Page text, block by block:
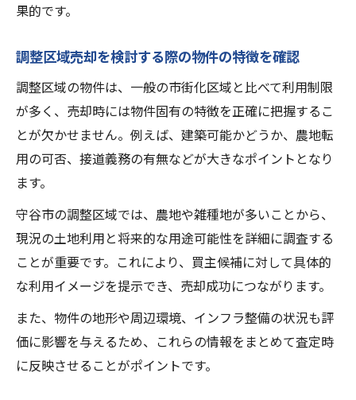
果的です。
調整区域売却を検討する際の物件の特徴を確認
調整区域の物件は、一般の市街化区域と比べて利用制限
が多く、売却時には物件固有の特徴を正確に把握するこ
とが欠かせません。例えば、建築可能かどうか、農地転
用の可否、接道義務の有無などが大きなポイントとなり
ます。
守谷市の調整区域では、農地や雑種地が多いことから、
現況の土地利用と将来的な用途可能性を詳細に調査する
ことが重要です。これにより、買主候補に対して具体的
な利用イメージを提示でき、売却成功につながります。
また、物件の地形や周辺環境、インフラ整備の状況も評
価に影響を与えるため、これらの情報をまとめて査定時
に反映させることがポイントです。